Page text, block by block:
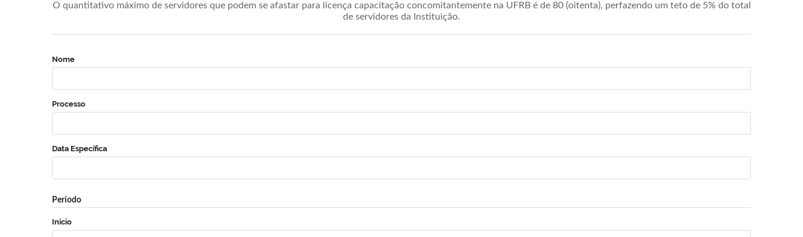
O quantitativo máximo de servidores que podem se afastar para licença capacitação concomitantemente na UFRB é de 80 (oitenta), perfazendo um teto de 5% do total
de servidores da Instituição.
Nome
Processo
Data Específica
Período
Início